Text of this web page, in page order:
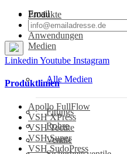
Produkte
Branchen
Anwendungen
Medien
Alle Medien
Fittings
Rohre
Ventile
Email
Linkedin Youtube Instagram
Produktlinien
Apollo FullFlow
VSH XPress
VSH Tectite
VSH Super
VSH SudoPress